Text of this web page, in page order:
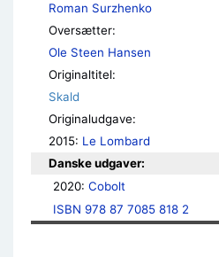
Roman Surzhenko
Oversætter:
Ole Steen Hansen
Originaltitel:
Skald
Originaludgave:
2015: Le Lombard
Danske udgaver:
2020: Cobolt
ISBN 978 87 7085 818 2